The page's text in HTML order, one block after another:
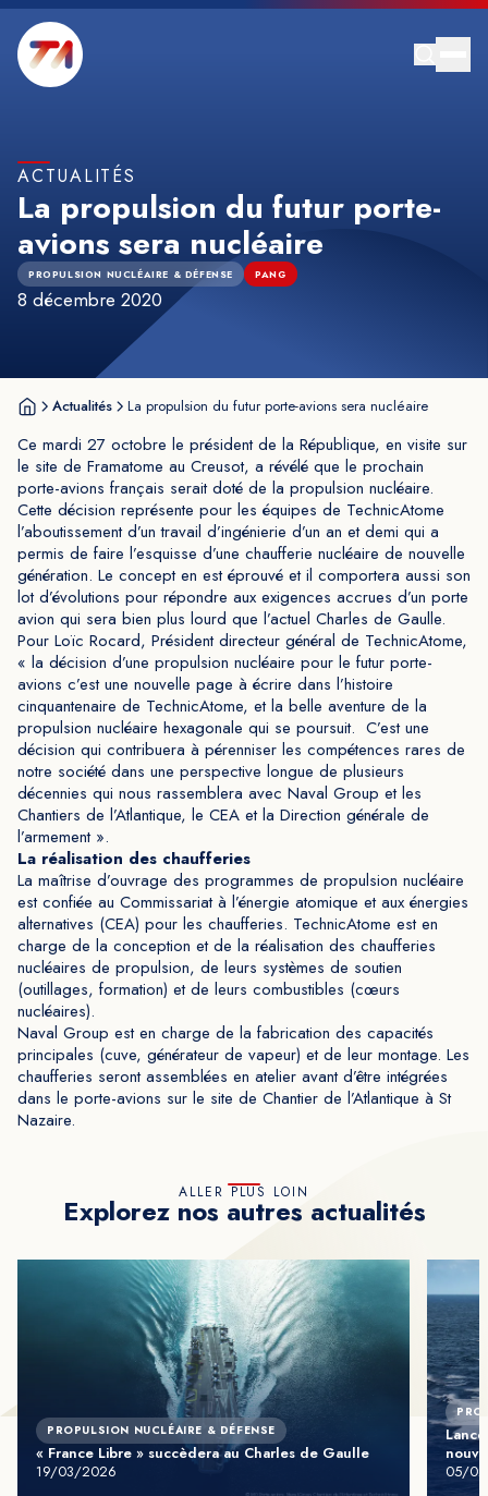
ACTUALITÉS
La propulsion du futur porte-
avions sera nucléaire
PROPULSION NUCLÉAIRE & DÉFENSE PANG
8 décembre 2020
Actualités La propulsion du futur porte-avions sera nucléaire
Ce mardi 27 octobre le président de la République, en visite sur
le site de Framatome au Creusot, a révélé que le prochain
porte-avions français serait doté de la propulsion nucléaire.
Cette décision représente pour les équipes de TechnicAtome
l’aboutissement d’un travail d’ingénierie d’un an et demi qui a
permis de faire l’esquisse d’une chaufferie nucléaire de nouvelle
génération. Le concept en est éprouvé et il comportera aussi son
lot d’évolutions pour répondre aux exigences accrues d’un porte
avion qui sera bien plus lourd que l’actuel Charles de Gaulle.
Pour Loïc Rocard, Président directeur général de TechnicAtome,
« la décision d’une propulsion nucléaire pour le futur porte-
avions c’est une nouvelle page à écrire dans l’histoire
cinquantenaire de TechnicAtome, et la belle aventure de la
propulsion nucléaire hexagonale qui se poursuit. C’est une
décision qui contribuera à pérenniser les compétences rares de
notre société dans une perspective longue de plusieurs
décennies qui nous rassemblera avec Naval Group et les
Chantiers de l’Atlantique, le CEA et la Direction générale de
l’armement ».
La réalisation des chaufferies
La maîtrise d’ouvrage des programmes de propulsion nucléaire
est confiée au Commissariat à l’énergie atomique et aux énergies
alternatives (CEA) pour les chaufferies. TechnicAtome est en
charge de la conception et de la réalisation des chaufferies
nucléaires de propulsion, de leurs systèmes de soutien
(outillages, formation) et de leurs combustibles (cœurs
nucléaires).
Naval Group est en charge de la fabrication des capacités
principales (cuve, générateur de vapeur) et de leur montage. Les
chaufferies seront assemblées en atelier avant d’être intégrées
dans le porte-avions sur le site de Chantier de l’Atlantique à St
Nazaire.
ALLER PLUS LOIN
Explorez nos autres actualités
PROPULSION NUCLÉAIRE & DÉFENSE
« France Libre » succèdera au Charles de Gaulle
19/03/2026
05/